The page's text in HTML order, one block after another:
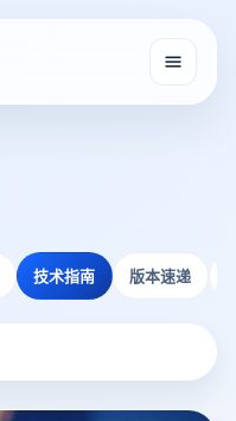
技术指南 版本速递